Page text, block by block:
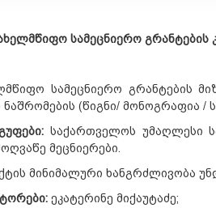
სამეცნიერო გრანტების
სამეცნიერო გრანტების
ნაშრომების (წიგნი/ მონოგრაფია /
: საქართველოს უმაღლესი
მეცნიერები.
მინიმალური ხანგრძლივობა
: ეკატერინე მიქაუტაძე;